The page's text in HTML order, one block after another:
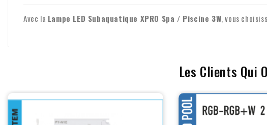
Avec la Lampe LED Subaquatique XPRO Spa / Piscine 3W, vous
Les Clients Qui